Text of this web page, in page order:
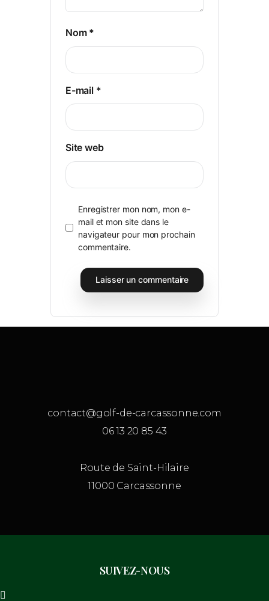
Nom *
E-mail *
Site web
Enregistrer mon nom, mon e-
mail et mon site dans le
navigateur pour mon prochain
commentaire.
contact@golf-de-carcassonne.com
06 13 20 85 43
Route de Saint-Hilaire
11000 Carcassonne
SUIVEZ-NOUS